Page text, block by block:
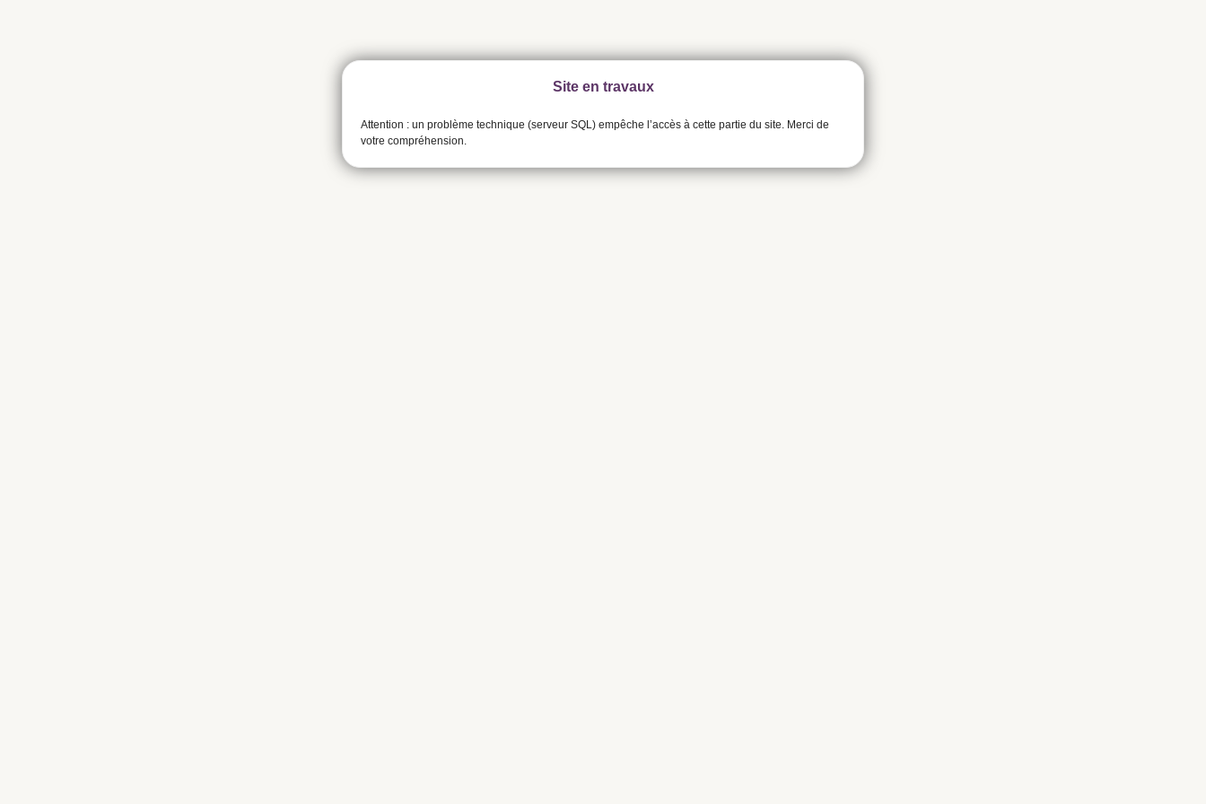
Site en travaux
Attention : un problème technique (serveur SQL) empêche l’accès à cette partie du site. Merci de
votre compréhension.